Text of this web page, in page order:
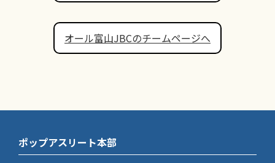
オール富山JBCのチームページへ
ポップアスリート本部